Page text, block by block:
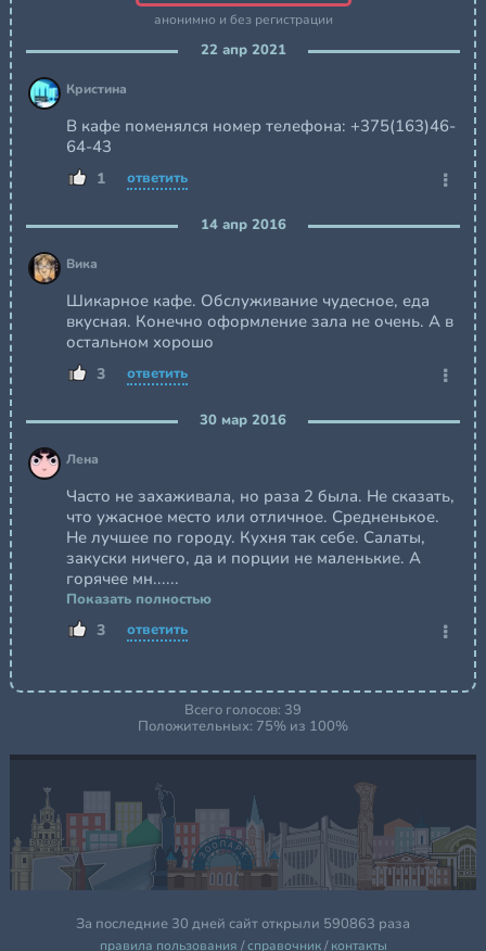
анонимно и без регистрации
22 апр 2021
Кристина
В кафе поменялся номер телефона: +375(163)46-
64-43
1 ответить
14 апр 2016
Вика
Шикарное кафе. Обслуживание чудесное, еда
вкусная. Конечно оформление зала не очень. А в
остальном хорошо
3 ответить
30 мар 2016
Лена
Часто не захаживала, но раза 2 была. Не сказать,
что ужасное место или отличное. Средненькое.
Не лучшее по городу. Кухня так себе. Салаты,
закуски ничего, да и порции не маленькие. А
горячее мн......
Показать полностью
3 ответить
Всего голосов: 39
Положительных: 75% из 100%
За последние 30 дней сайт открыли 590863 раза
правила пользования /справочник/контакты